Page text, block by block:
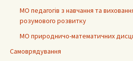
МО педагогів з навчання та
розумового розвитку
МО природничо-математичних
Самоврядування